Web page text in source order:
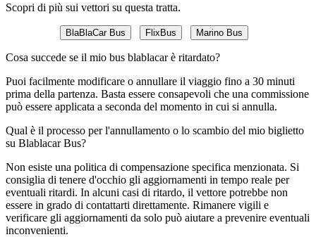
Scopri di più sui vettori su questa tratta.
BlaBlaCar Bus FlixBus Marino Bus
Cosa succede se il mio bus blablacar è ritardato?
Puoi facilmente modificare o annullare il viaggio fino a 30 minuti
prima della partenza. Basta essere consapevoli che una commissione
può essere applicata a seconda del momento in cui si annulla.
Qual è il processo per l'annullamento o lo scambio del mio biglietto
su Blablacar Bus?
Non esiste una politica di compensazione specifica menzionata. Si
consiglia di tenere d'occhio gli aggiornamenti in tempo reale per
eventuali ritardi. In alcuni casi di ritardo, il vettore potrebbe non
essere in grado di contattarti direttamente. Rimanere vigili e
verificare gli aggiornamenti da solo può aiutare a prevenire eventuali
inconvenienti.